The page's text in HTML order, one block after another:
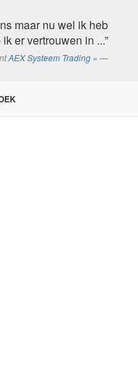
maar nu wel ik heb
er vertrouwen in ...”
AEX Systeem Trading »